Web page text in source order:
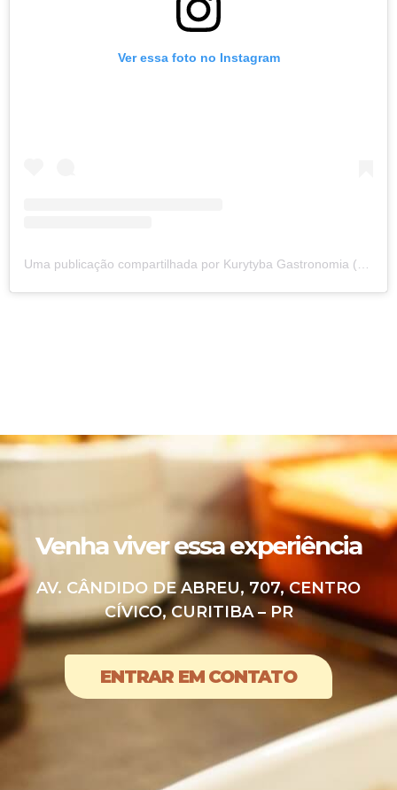
Ver essa foto no Instagram
Venha viver essa experiência
AV. CÂNDIDO DE ABREU, 707, CENTRO
CÍVICO, CURITIBA – PR
ENTRAR EM CONTATO